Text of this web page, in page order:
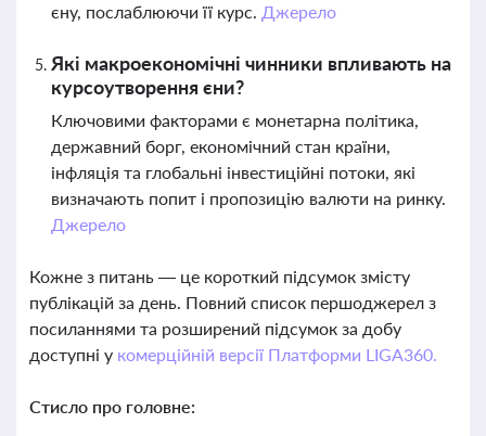
єну, послаблюючи її курс. Джерело
Які макроекономічні чинники впливають на
курсоутворення єни?
Ключовими факторами є монетарна політика,
державний борг, економічний стан країни,
інфляція та глобальні інвестиційні потоки, які
визначають попит і пропозицію валюти на ринку.
Джерело
Кожне з питань — це короткий підсумок змісту
публікацій за день. Повний список першоджерел з
посиланнями та розширений підсумок за добу
доступні у комерційній версії Платформи LIGA360.
Стисло про головне: